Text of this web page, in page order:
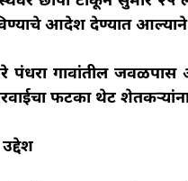
आदेश देण्यात आल्याने
पंधरा गावांतील
फटका थेट